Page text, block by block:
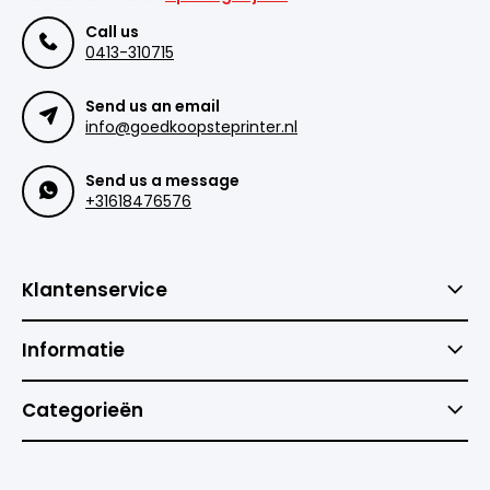
Call us
0413-310715
Send us an email
info@goedkoopsteprinter.nl
Send us a message
+31618476576
Klantenservice
Informatie
Categorieën